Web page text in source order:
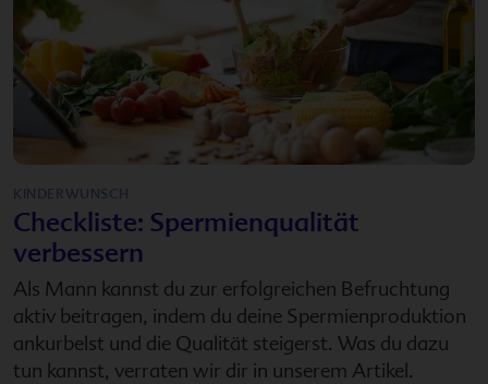
KINDERWUNSCH
Checkliste: Spermienqualität
verbessern
Als Mann kannst du zur erfolgreichen Befruchtung
aktiv beitragen, indem du deine Spermienproduktion
ankurbelst und die Qualität steigerst. Was du dazu
tun kannst, verraten wir dir in unserem Artikel.